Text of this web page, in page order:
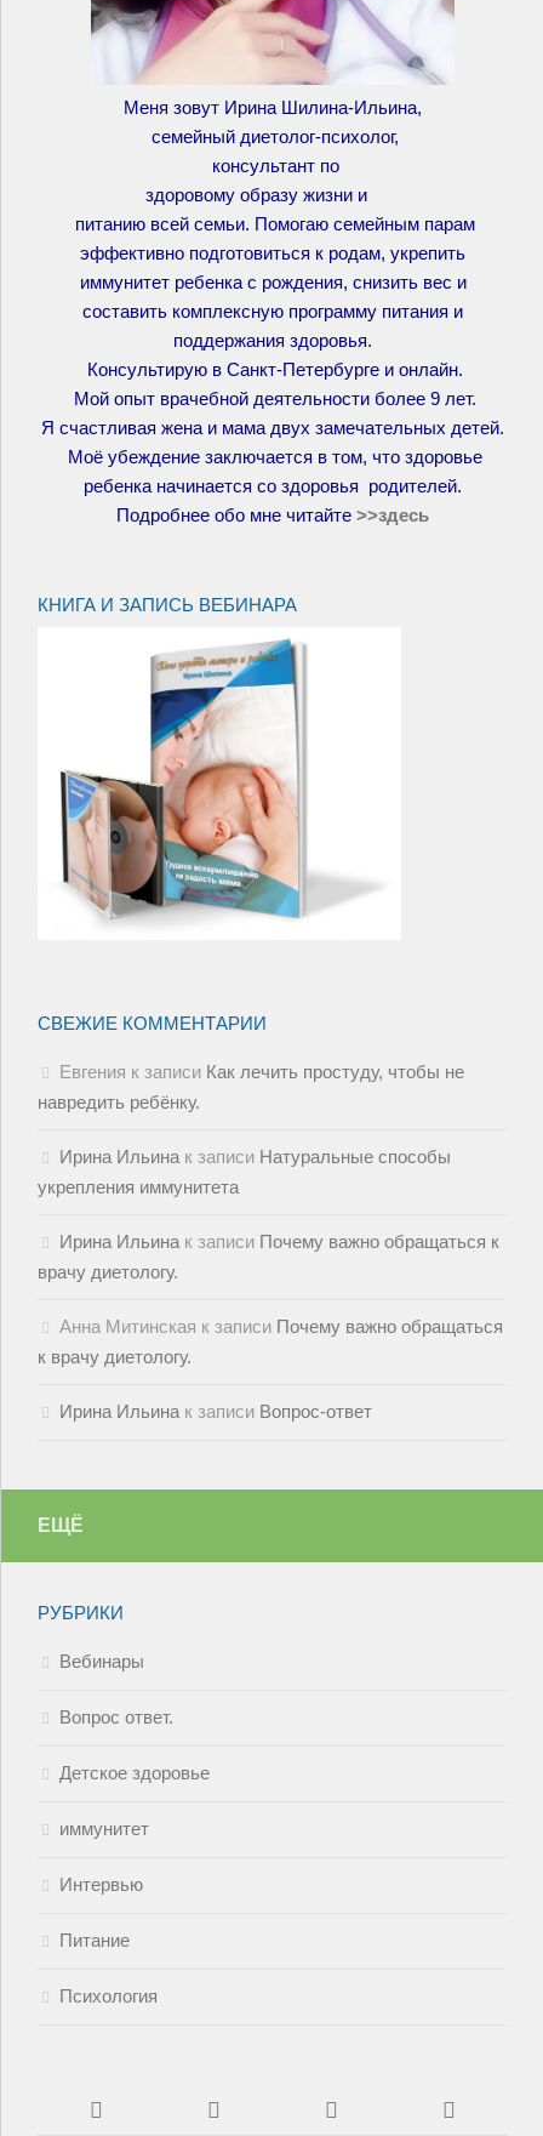
Меня зовут Ирина Шилина-Ильина,
семейный диетолог-психолог,
консультант по
здоровому образу жизни и
питанию всей семьи. Помогаю семейным парам
эффективно подготовиться к родам, укрепить
иммунитет ребенка с рождения, снизить вес и
составить комплексную программу питания и
поддержания здоровья.
Консультирую в Санкт-Петербурге и онлайн.
Мой опыт врачебной деятельности более 9 лет.
Я счастливая жена и мама двух замечательных детей.
Моё убеждение заключается в том, что здоровье
ребенка начинается со здоровья родителей.
Подробнее обо мне читайте >>здесь
КНИГА И ЗАПИСЬ ВЕБИНАРА
СВЕЖИЕ КОММЕНТАРИИ
Евгения к записи Как лечить простуду, чтобы не
навредить ребёнку.
Ирина Ильина к записи Натуральные способы
укрепления иммунитета
Ирина Ильина к записи Почему важно обращаться к
врачу диетологу.
Анна Митинская к записи Почему важно обращаться
к врачу диетологу.
Ирина Ильина к записи Вопрос-ответ
ЕЩЁ
РУБРИКИ
Вебинары
Вопрос ответ.
Детское здоровье
иммунитет
Интервью
Питание
Психология